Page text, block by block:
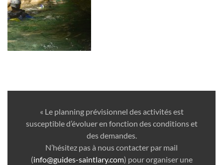
« Le planning prévisionnel des activités est
susceptible d’évoluer en fonction des conditions et
des demandes.
N’hésitez pas à nous contacter par mail
(info@guides-saintlary.com) pour organiser une